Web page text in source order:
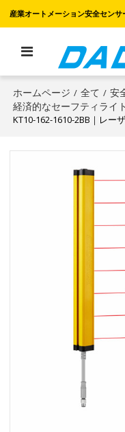
産業オートメーション安全セン
ホームページ / 全て / 安
経済的なセーフティライ
KT10-162-1610-2BB｜レー